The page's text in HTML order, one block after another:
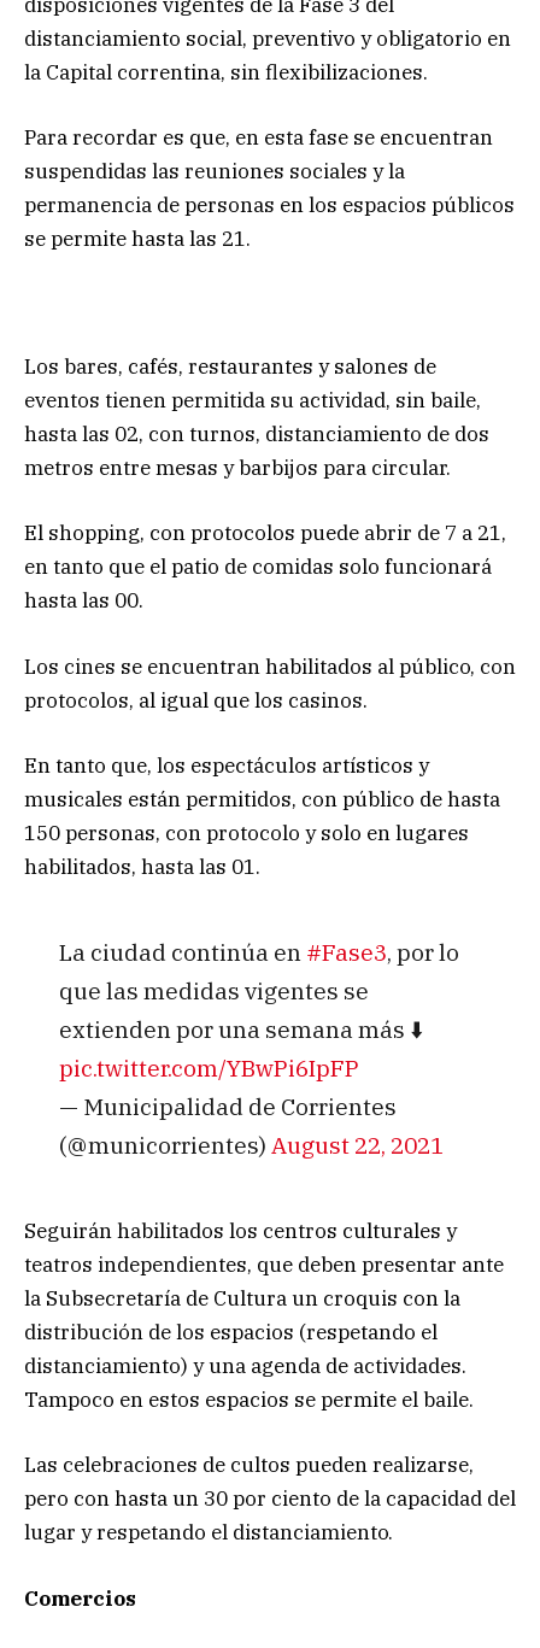
distanciamiento social, preventivo y obligatorio en
la Capital correntina, sin flexibilizaciones.
Para recordar es que, en esta fase se encuentran
suspendidas las reuniones sociales y la
permanencia de personas en los espacios públicos
se permite hasta las 21.
Los bares, cafés, restaurantes y salones de
eventos tienen permitida su actividad, sin baile,
hasta las 02, con turnos, distanciamiento de dos
metros entre mesas y barbijos para circular.
El shopping, con protocolos puede abrir de 7 a 21,
en tanto que el patio de comidas solo funcionará
hasta las 00.
Los cines se encuentran habilitados al público, con
protocolos, al igual que los casinos.
En tanto que, los espectáculos artísticos y
musicales están permitidos, con público de hasta
150 personas, con protocolo y solo en lugares
habilitados, hasta las 01.
La ciudad continúa en #Fase3, por lo
que las medidas vigentes se
extienden por una semana más ⬇️
pic.twitter.com/YBwPi6IpFP
— Municipalidad de Corrientes
(@municorrientes) August 22, 2021
Seguirán habilitados los centros culturales y
teatros independientes, que deben presentar ante
la Subsecretaría de Cultura un croquis con la
distribución de los espacios (respetando el
distanciamiento) y una agenda de actividades.
Tampoco en estos espacios se permite el baile.
Las celebraciones de cultos pueden realizarse,
pero con hasta un 30 por ciento de la capacidad del
lugar y respetando el distanciamiento.
Comercios